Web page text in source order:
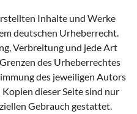
Inhalte und Werke
deutschen Urheberrecht.
Verbreitung und jede Art
des Urheberrechtes
des jeweiligen Autors
dieser Seite sind nur
Gebrauch gestattet.